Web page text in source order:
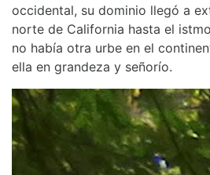
occidental, su dominio llegó a
norte de California hasta el
no había otra urbe en el
ella en grandeza y señorío.